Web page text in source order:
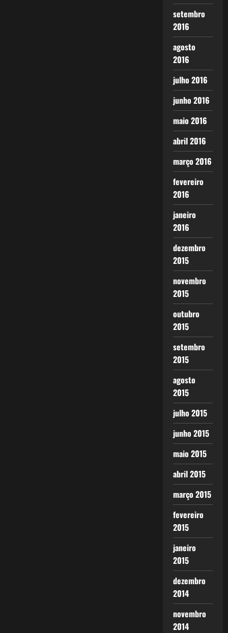
setembro
2016
agosto
2016
julho 2016
junho 2016
maio 2016
abril 2016
março 2016
fevereiro
2016
janeiro
2016
dezembro
2015
novembro
2015
outubro
2015
setembro
2015
agosto
2015
julho 2015
junho 2015
maio 2015
abril 2015
março 2015
fevereiro
2015
janeiro
2015
dezembro
2014
novembro
2014